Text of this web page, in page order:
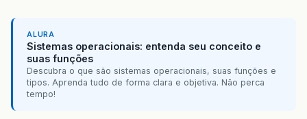
ALURA
Sistemas operacionais: entenda seu conceito e
suas funções
Descubra o que são sistemas operacionais, suas funções e
tipos. Aprenda tudo de forma clara e objetiva. Não perca
tempo!